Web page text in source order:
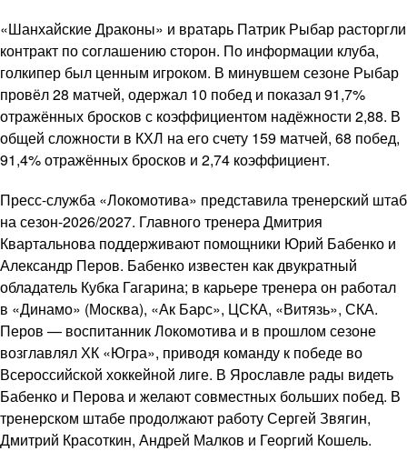
«Шанхайские Драконы» и вратарь Патрик Рыбар расторгли
контракт по соглашению сторон. По информации клуба,
голкипер был ценным игроком. В минувшем сезоне Рыбар
провёл 28 матчей, одержал 10 побед и показал 91,7%
отражённых бросков с коэффициентом надёжности 2,88. В
общей сложности в КХЛ на его счету 159 матчей, 68 побед,
91,4% отражённых бросков и 2,74 коэффициент.
Пресс-служба «Локомотива» представила тренерский штаб
на сезон-2026/2027. Главного тренера Дмитрия
Квартальнова поддерживают помощники Юрий Бабенко и
Александр Перов. Бабенко известен как двукратный
обладатель Кубка Гагарина; в карьере тренера он работал
в «Динамо» (Москва), «Ак Барс», ЦСКА, «Витязь», СКА.
Перов — воспитанник Локомотива и в прошлом сезоне
возглавлял ХК «Югра», приводя команду к победе во
Всероссийской хоккейной лиге. В Ярославле рады видеть
Бабенко и Перова и желают совместных больших побед. В
тренерском штабе продолжают работу Сергей Звягин,
Дмитрий Красоткин, Андрей Малков и Георгий Кошель.